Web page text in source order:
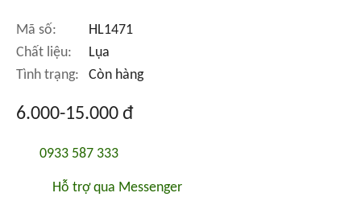
Mã số:
HL1471
Chất liệu:
Lụa
Tình trạng:
Còn hàng
6.000-15.000 đ
0933 587 333
Hỗ trợ qua Messenger